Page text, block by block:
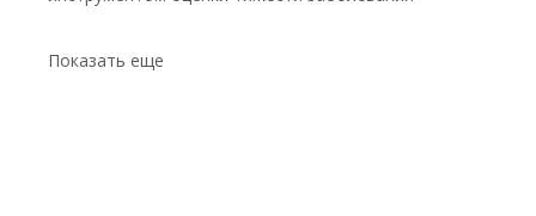
Показать еще